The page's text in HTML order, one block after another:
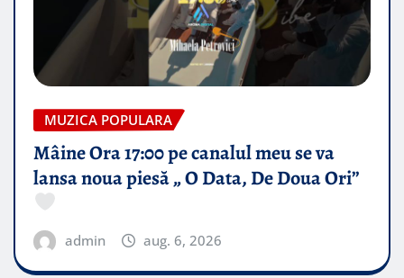
MUZICA POPULARA
Mâine Ora 17:00 pe canalul meu se va
lansa noua piesă „ O Data, De Doua Ori”
admin aug. 6, 2026